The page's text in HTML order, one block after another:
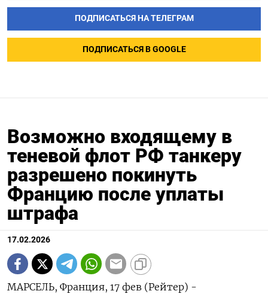
ПОДПИСАТЬСЯ НА ТЕЛЕГРАМ
ПОДПИСАТЬСЯ В GOOGLE
Возможно входящему в
теневой флот РФ танкеру
разрешено покинуть
Францию после уплаты
штрафа
17.02.2026
МАРСЕЛЬ, Франция, 17 фев (Рейтер) -